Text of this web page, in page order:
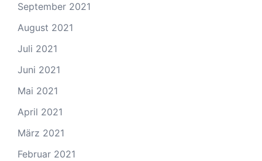
September 2021
August 2021
Juli 2021
Juni 2021
Mai 2021
April 2021
März 2021
Februar 2021